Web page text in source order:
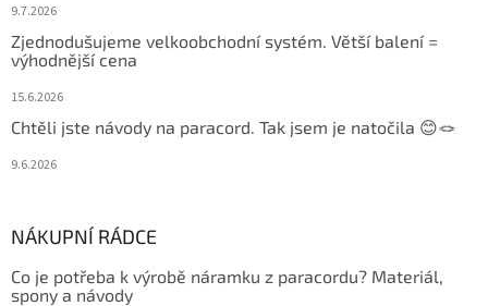
9.7.2026
Zjednodušujeme velkoobchodní systém. Větší balení =
výhodnější cena
15.6.2026
Chtěli jste návody na paracord. Tak jsem je natočila 😊🪢
9.6.2026
NÁKUPNÍ RÁDCE
Co je potřeba k výrobě náramku z paracordu? Materiál,
spony a návody